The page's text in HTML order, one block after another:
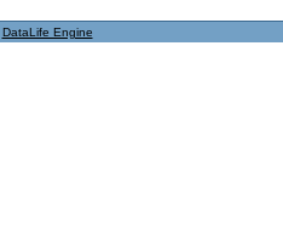
DataLife Engine